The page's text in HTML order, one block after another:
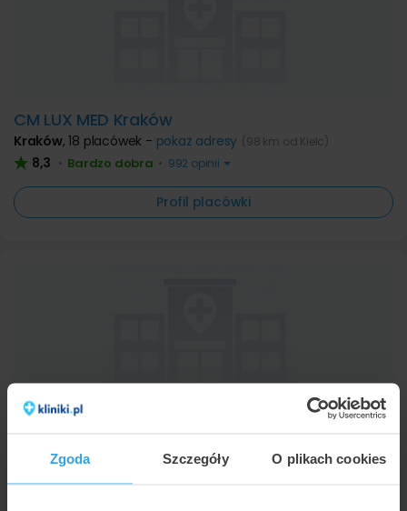
Zgoda Szczegóły O plikach cookies
CM LUX MED Kraków
Kraków,18 placówek - pokaż adresy (98 km od Kielc)
8,3 • Bardzo dobra • 992 opinii
Profil placówki
CM LUX MED Rzeszów
8,9•Bardzo dobra •3752 opinii